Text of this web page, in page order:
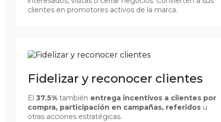
clientes en promotores activos de la marca.
Fidelizar y reconocer clientes
El 37.5% también entrega incentivos a clientes por
compra, participación en campañas, referidos u
otras acciones estratégicas.